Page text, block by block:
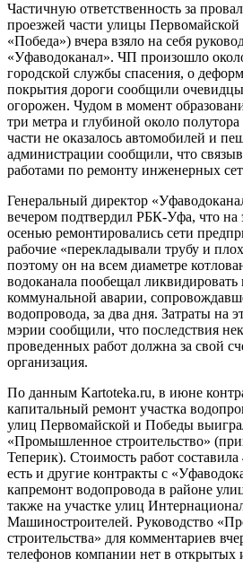
Частичную ответственность за
проезжей части улицы Первомайской
«Победа») вчера взяло на себя
«Уфаводоканал». ЧП произошло
городской службы спасения, о
покрытия дороги сообщили
огорожен. Чудом в момент
три метра и глубиной около
части не оказалось автомобилей и
администрации сообщили, что
работами по ремонту инженерных
Генеральный директор
вечером подтвердил РБК-Уфа, что на
осенью ремонтировались сети
рабочие «перекладывали трубу и
поэтому он на всем диаметре
водоканала пообещал ликвидировать
коммунальной аварии,
водопровода, за два дня. Затраты на
мэрии сообщили, что последствия
проведенных работ должна за свой
организация.
По данным Kartoteka.ru, в июне
капитальный ремонт участка
улиц Первомайской и Победы
«Промышленное строительство»
Теперик). Стоимость работ
есть и другие контракты с
капремонт водопровода в районе
также на участке улиц
Машиностроителей. Руководство
строительства» для комментариев
телефонов компании нет в открытых